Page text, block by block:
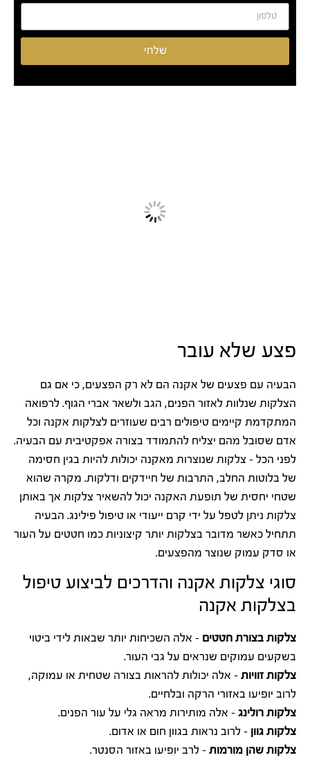
שלחי
פצע שלא עובר
הבעיה עם פצעים של אקנה הם לא רק הפצעים, כי אם גם
הצלקות שנלוות לאזור הפנים, הגב ולשאר אברי הגוף. לרפואה
המתקדמת קיימים טיפולים רבים שעוזרים לצלקות אקנה וכל
אדם שסובל מהם יצליח להתמודד בצורה אפקטיבית עם הבעיה.
לפני הכל – צלקות שנוצרות מאקנה יכולות להיות בגין חסימה
של בלוטות החלב, התרבות של חיידקים ודלקות. מקרה שהוא
שטחי יחסית של תופעת האקנה יכול להשאיר צלקות אך באותן
צלקות ניתן לטפל על ידי קרם ייעודי או טיפול פילינג. הבעיה
תתחיל כאשר מדובר בצלקות יותר קיצוניות כמו חטטים על העור
או סדק עמוק שנוצר מהפצעים.
סוגי צלקות אקנה והדרכים לביצוע טיפול
בצלקות אקנה
צלקות בצורת חטטים – אלה השכיחות יותר שבאות לידי ביטוי
בשקעים עמוקים שנראים על גבי העור.
צלקות זוויות – אלה יכולות להראות בצורה שטחית או עמוקה,
לרוב יופיעו באזורי הרקה ובלחיים.
צלקות רולינג – אלה מותירות מראה גלי על עור הפנים.
צלקות גוון – לרוב נראות בגוון חום או אדום.
צלקות שהן מורמות – לרב יופיעו באזור הסנטר.